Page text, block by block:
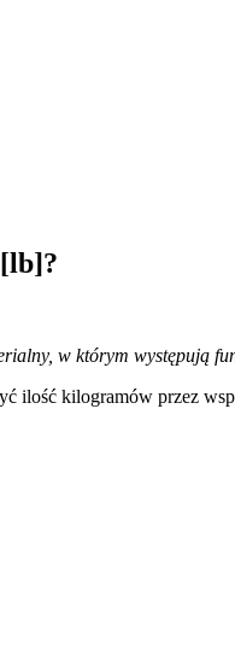
w którym występują
ilość kilogramów przez